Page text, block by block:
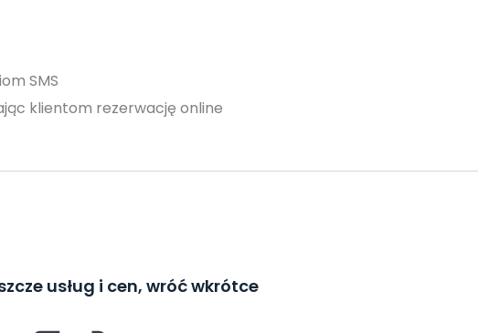
SMS
klientom rezerwację online
usług i cen, wróć wkrótce